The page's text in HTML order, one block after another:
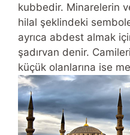
kubbedir. Minarelerin
hilal şeklindeki
ayrıca abdest almak
şadırvan denir.
küçük olanlarına ise